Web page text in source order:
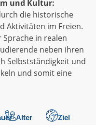
und Kultur:
die historische
Aktivitäten im Freien.
in realen
neben ihren
Selbstständigkeit und
und somit eine
Alter Ziel